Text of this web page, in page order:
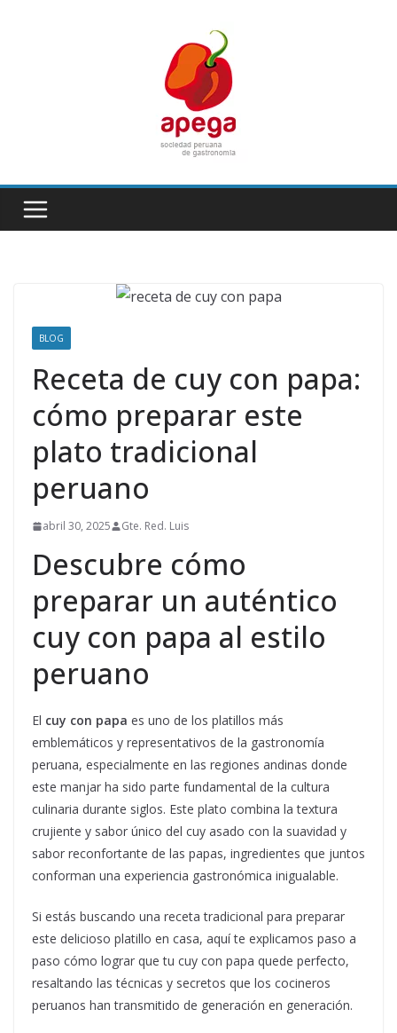
BLOG
Receta de cuy con papa:
cómo preparar este
plato tradicional
peruano
abril 30, 2025 Gte. Red. Luis
Descubre cómo
preparar un auténtico
cuy con papa al estilo
peruano
El cuy con papa es uno de los platillos más
emblemáticos y representativos de la gastronomía
peruana, especialmente en las regiones andinas donde
este manjar ha sido parte fundamental de la cultura
culinaria durante siglos. Este plato combina la textura
crujiente y sabor único del cuy asado con la suavidad y
sabor reconfortante de las papas, ingredientes que juntos
conforman una experiencia gastronómica inigualable.
Si estás buscando una receta tradicional para preparar
este delicioso platillo en casa, aquí te explicamos paso a
paso cómo lograr que tu cuy con papa quede perfecto,
resaltando las técnicas y secretos que los cocineros
peruanos han transmitido de generación en generación.